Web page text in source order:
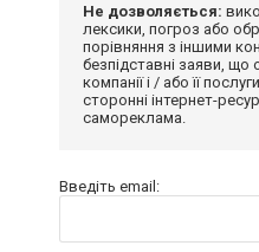
Не дозволяється:
лексики, погроз або
порівняння з іншими
безпідставні заяви, що
компанії і / або її
сторонні інтернет-
самореклама.
Введіть email: